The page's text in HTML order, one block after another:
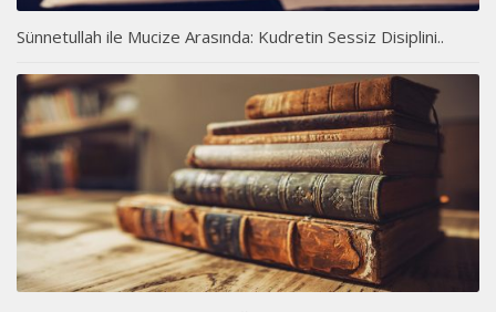
Sünnetullah ile Mucize Arasında: Kudretin Sessiz Disiplini..